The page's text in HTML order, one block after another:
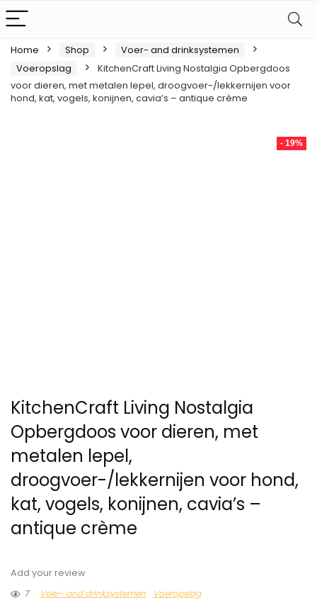
Home Shop
Voer- and drinksystemen
Voeropslag
KitchenCraft Living Nostalgia Opbergdoos
voor dieren, met metalen lepel, droogvoer-/lekkernijen voor
hond, kat, vogels, konijnen, cavia’s – antique crème
- 19%
KitchenCraft Living Nostalgia
Opbergdoos voor dieren, met
metalen lepel,
droogvoer-/lekkernijen voor hond,
kat, vogels, konijnen, cavia’s –
antique crème
Add your review
7
Voer- and drinksystemen Voeropslag